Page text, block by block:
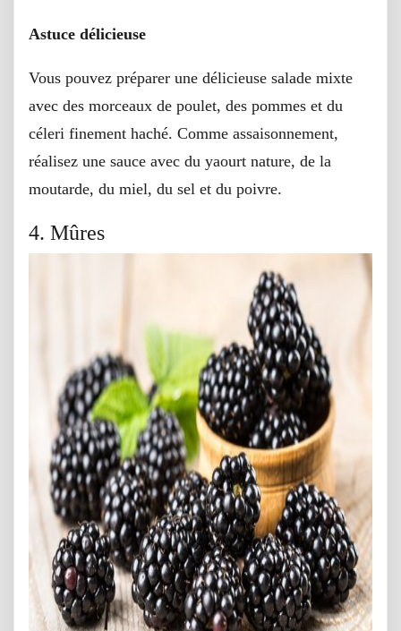
Astuce délicieuse
Vous pouvez préparer une délicieuse salade mixte
avec des morceaux de poulet, des pommes et du
céleri finement haché. Comme assaisonnement,
réalisez une sauce avec du yaourt nature, de la
moutarde, du miel, du sel et du poivre.
4. Mûres